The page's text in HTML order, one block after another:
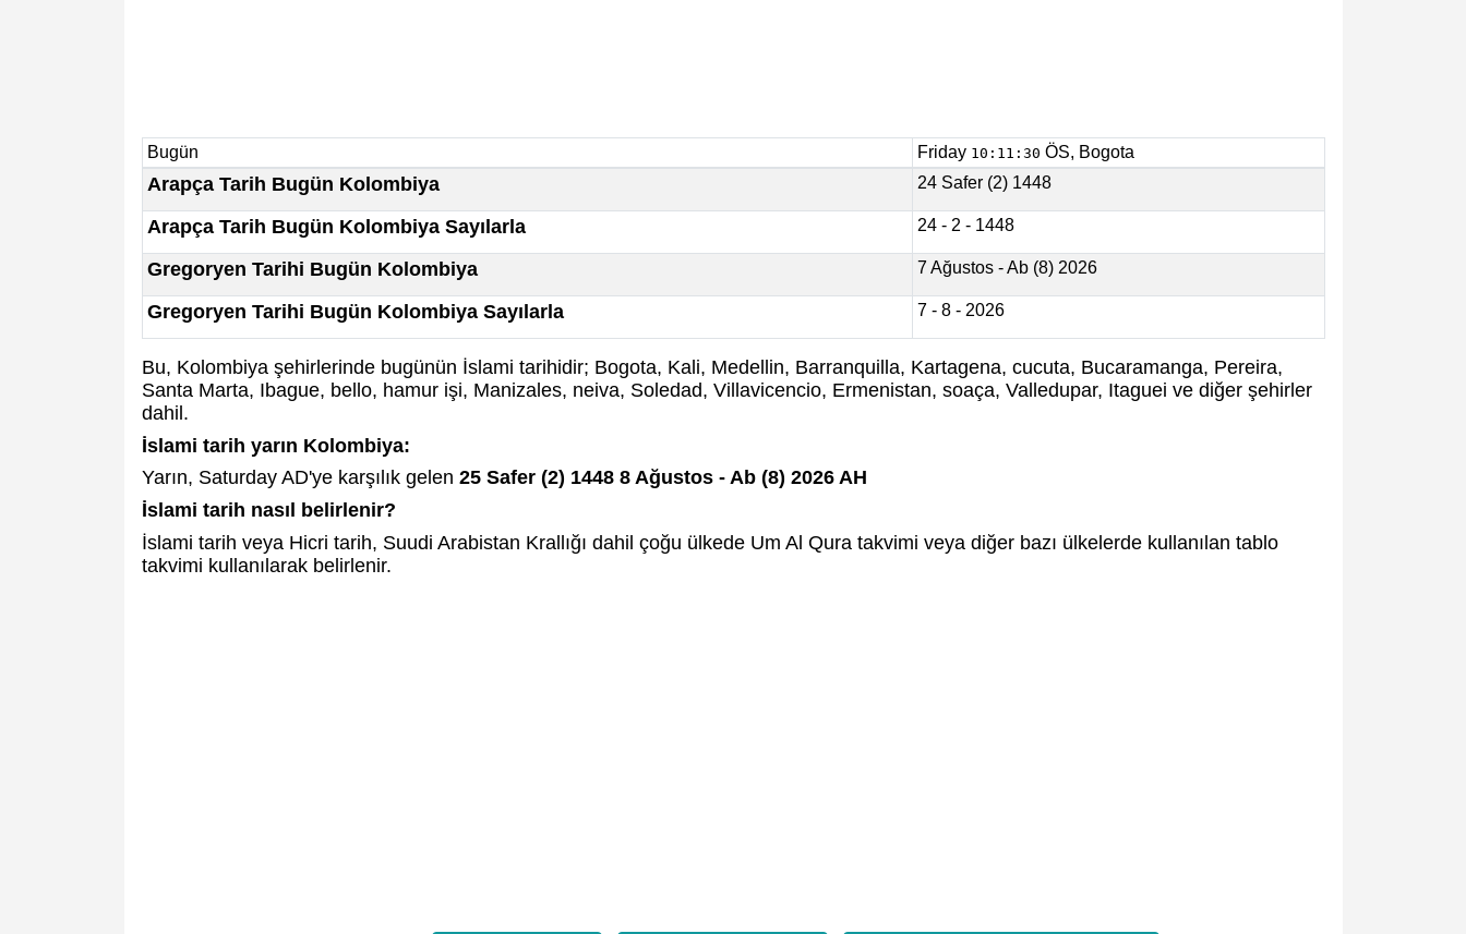
Bugün Friday 10:11:30 ÖS, Bogota
Arapça Tarih Bugün Kolombiya 24 Safer (2) 1448
Arapça Tarih Bugün Kolombiya Sayılarla 24 - 2 - 1448
Gregoryen Tarihi Bugün Kolombiya 7 Ağustos - Ab (8) 2026
Gregoryen Tarihi Bugün Kolombiya Sayılarla 7 - 8 - 2026
Bu, Kolombiya şehirlerinde bugünün İslami tarihidir; Bogota, Kali, Medellin, Barranquilla, Kartagena, cucuta, Bucaramanga, Pereira,
Santa Marta, Ibague, bello, hamur işi, Manizales, neiva, Soledad, Villavicencio, Ermenistan, soaça, Valledupar, Itaguei ve diğer şehirler
dahil.
İslami tarih yarın Kolombiya:
Yarın, Saturday AD'ye karşılık gelen 25 Safer (2) 1448 8 Ağustos - Ab (8) 2026 AH
İslami tarih nasıl belirlenir?
İslami tarih veya Hicri tarih, Suudi Arabistan Krallığı dahil çoğu ülkede Um Al Qura takvimi veya diğer bazı ülkelerde kullanılan tablo
takvimi kullanılarak belirlenir.